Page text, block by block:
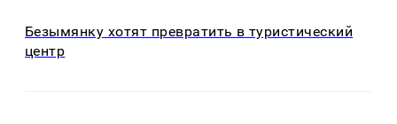
Безымянку хотят превратить в туристический
центр